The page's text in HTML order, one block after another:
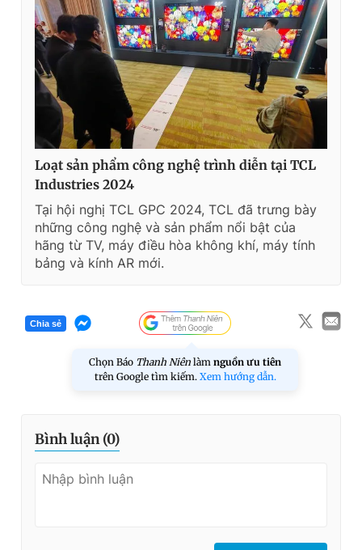
Loạt sản phẩm công nghệ trình diễn tại TCL
Industries 2024
Tại hội nghị TCL GPC 2024, TCL đã trưng bày
những công nghệ và sản phẩm nổi bật của
hãng từ TV, máy điều hòa không khí, máy tính
bảng và kính AR mới.
Chia sẻ
Chọn Báo Thanh Niên làm nguồn ưu tiên
trên Google tìm kiếm. Xem hướng dẫn.
Bình luận (0)